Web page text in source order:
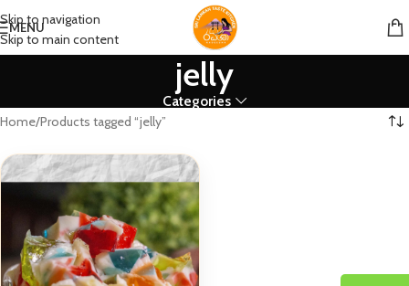
Skip to navigation
Skip to main content
MENU
jelly
Categories
Home Products tagged “jelly”